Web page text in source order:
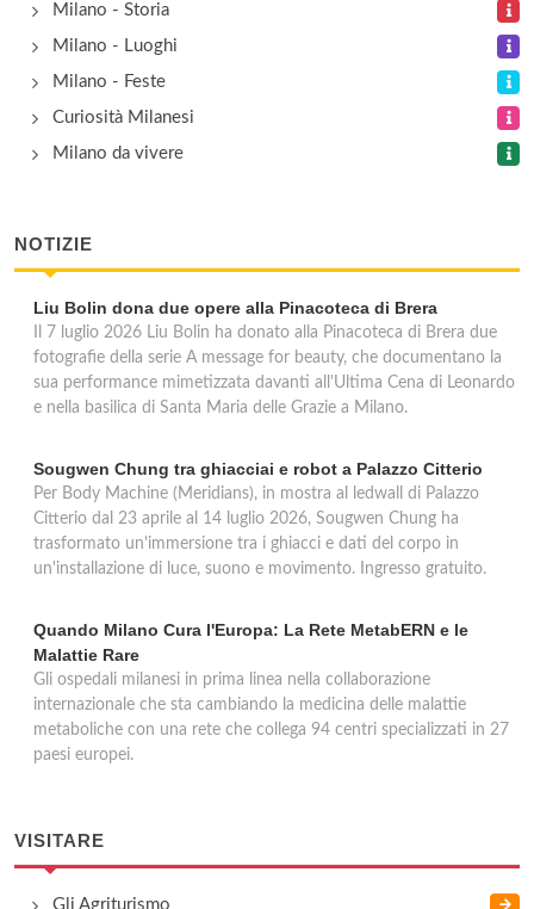
via Carlo Roberto Darwin 5, Milano
Milano - Storia
Milano - Luoghi
Milano - Feste
Curiosità Milanesi
Milano da vivere
NOTIZIE
Liu Bolin dona due opere alla Pinacoteca di Brera
Il 7 luglio 2026 Liu Bolin ha donato alla Pinacoteca di Brera due
fotografie della serie A message for beauty, che documentano la
sua performance mimetizzata davanti all'Ultima Cena di Leonardo
e nella basilica di Santa Maria delle Grazie a Milano.
Sougwen Chung tra ghiacciai e robot a Palazzo Citterio
Per Body Machine (Meridians), in mostra al ledwall di Palazzo
Citterio dal 23 aprile al 14 luglio 2026, Sougwen Chung ha
trasformato un'immersione tra i ghiacci e dati del corpo in
un'installazione di luce, suono e movimento. Ingresso gratuito.
Quando Milano Cura l'Europa: La Rete MetabERN e le
Malattie Rare
Gli ospedali milanesi in prima linea nella collaborazione
internazionale che sta cambiando la medicina delle malattie
metaboliche con una rete che collega 94 centri specializzati in 27
paesi europei.
VISITARE
Gli Agriturismo